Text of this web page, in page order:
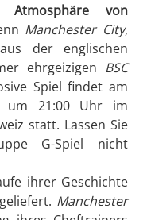
von
Manchester City,
der englischen
ehrgeizigen BSC
Spiel findet am
um 21:00 Uhr im
statt. Lassen Sie
G-Spiel nicht
ihrer Geschichte
Manchester